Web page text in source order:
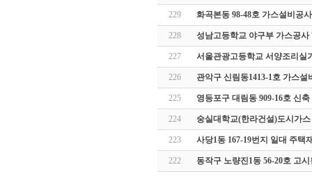
229 화곡본동 98-48호 가스설비공사
228 성남고등학교 야구부 가스공사
227 서울관광고등학교 서양조리실
226 관악구 신림동1413-1호 가스설
225 영등포구 대림동 909-16호 신
224 숭실대학교(한라건설)도시가
223 사당1동 167-19번지 일대 주택
222 동작구 노량진1동 56-20호 고